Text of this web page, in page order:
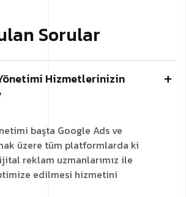
Sorular
Hizmetlerinizin
başta Google Ads ve
üzere tüm platformlarda ki
reklam uzmanlarımız ile
edilmesi hizmetini